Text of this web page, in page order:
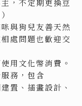
，不定期更換豆
與狗兒友善天然
處問題也歡迎交
用文化幣消費。
務，包含
置、插畫設計、